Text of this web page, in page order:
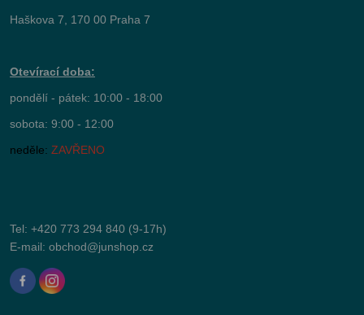
Haškova 7, 170 00 Praha 7
Otevírací doba:
pondělí - pátek: 10:00 - 18:00
sobota: 9:00 - 12:00
neděle: ZAVŘENO
Tel: +420 773 294 840 (9-17h)
E-mail: obchod@junshop.cz